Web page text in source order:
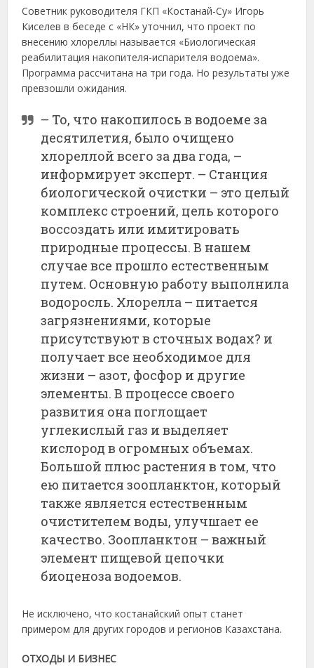
Советник руководителя ГКП «Костанай-Су» Игорь
Киселев в беседе с «НК» уточнил, что проект по
внесению хлореллы называется «Биологическая
реабилитация накопителя-испарителя водоема».
Программа рассчитана на три года. Но результаты уже
превзошли ожидания.
– То, что накопилось в водоеме за
десятилетия, было очищено
хлореллой всего за два года, –
информирует эксперт. – Станция
биологической очистки – это целый
комплекс строений, цель которого
воссоздать или имитировать
природные процессы. В нашем
случае все прошло естественным
путем. Основную работу выполнила
водоросль. Хлорелла – питается
загрязнениями, которые
присутствуют в сточных водах? и
получает все необходимое для
жизни – азот, фосфор и другие
элементы. В процессе своего
развития она поглощает
углекислый газ и выделяет
кислород в огромных объемах.
Большой плюс растения в том, что
ею питается зоопланктон, который
также является естественным
очистителем воды, улучшает ее
качество. Зоопланктон – важный
элемент пищевой цепочки
биоценоза водоемов.
Не исключено, что костанайский опыт станет
примером для других городов и регионов Казахстана.
ОТХОДЫ И БИЗНЕС